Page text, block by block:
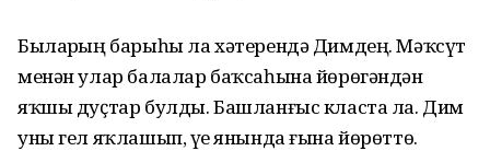
Быларҙың барыһы ла хәтерендә Димдең. Мәҡсүт
менән улар балалар баҡсаһына йөрөгәндән
яҡшы дуҫтар булды. Башланғыс класта ла. Дим
уны гел яҡлашып, үҙе янында ғына йөрөттө.